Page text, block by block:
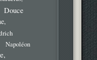
Douce
Napoléon